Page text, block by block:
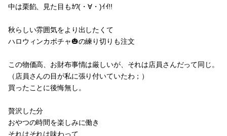
中は栗餡、見た目もｶﾜ(・∀・)ｲｲ!!
秋らしい雰囲気をより出したくて
ハロウィンカボチャ🎃の練り切りも注文
この物価高、お財布事情は厳しいが、それは店員さんだって同じ。
（店員さんの目が私に張り付いていたわ；）
買ったことに後悔無し。
贅沢した分
おやつの時間を楽しみに働き
それはそれは味わって